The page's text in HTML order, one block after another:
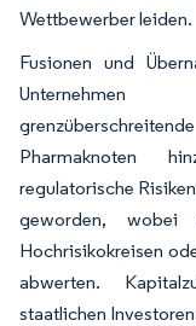
Wettbewerber leiden.
Fusionen und
Unternehmen
Pharmaknoten
regulatorische
geworden,
Hochrisikokreisen
abwerten.
staatlichen